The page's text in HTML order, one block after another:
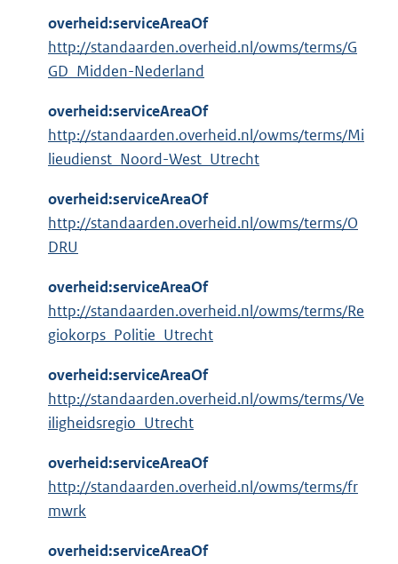
overheid:serviceAreaOf
http://standaarden.overheid.nl/owms/terms/G
GD_Midden-Nederland
overheid:serviceAreaOf
http://standaarden.overheid.nl/owms/terms/Mi
lieudienst_Noord-West_Utrecht
overheid:serviceAreaOf
http://standaarden.overheid.nl/owms/terms/O
DRU
overheid:serviceAreaOf
http://standaarden.overheid.nl/owms/terms/Re
giokorps_Politie_Utrecht
overheid:serviceAreaOf
http://standaarden.overheid.nl/owms/terms/Ve
iligheidsregio_Utrecht
overheid:serviceAreaOf
http://standaarden.overheid.nl/owms/terms/fr
mwrk
overheid:serviceAreaOf